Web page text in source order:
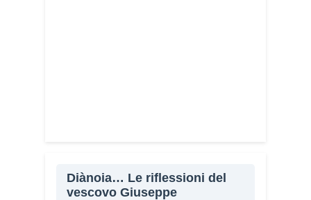
Diànoia… Le riflessioni del
vescovo Giuseppe